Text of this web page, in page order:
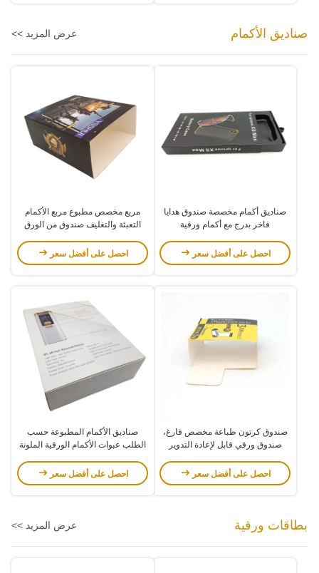
صناديق الأكمام عرض المزيد >>
صناديق أكمام مخصصة صندوق هدايا
فاخر بدرج مع أكمام ورقية
احصل على أفضل سعر
مربع مخصص مطبوع مربع الأكمام
التعبئة والتغليف صندوق من الورق
احصل على أفضل سعر
صندوق كرتون طباعة مخصص فارغ،
صندوق ورقي قابل لإعادة التدوير
احصل على أفضل سعر
صناديق الأكمام المطبوعة حسب
الطلب عبوات الأكمام الورقية الملونة
احصل على أفضل سعر
بطاقات ورقية عرض المزيد >>